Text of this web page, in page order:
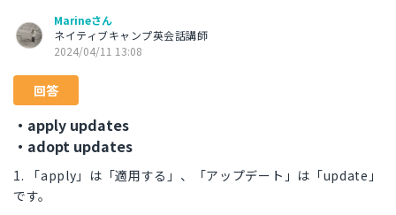
Marineさん
ネイティブキャンプ英会話講師
2024/04/11 13:08
回答
・apply updates
・adopt updates
1. 「apply」は「適用する」、「アップデート」は「update」
です。